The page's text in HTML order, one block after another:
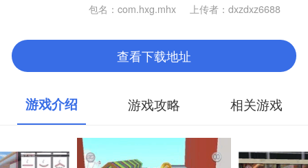
包名：com.hxg.mhx
上传者：dxzdxz6688
查看下载地址
游戏介绍 游戏攻略 相关游戏